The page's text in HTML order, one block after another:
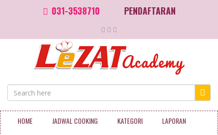
031-3538710 PENDAFTARAN
HOME JADWAL COOKING KATEGORI
LAPORAN